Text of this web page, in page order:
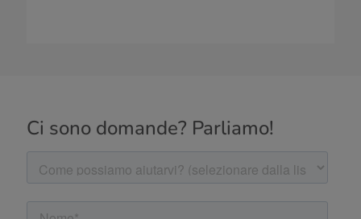
Ci sono domande? Parliamo!